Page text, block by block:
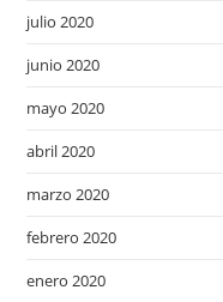
julio 2020
junio 2020
mayo 2020
abril 2020
marzo 2020
febrero 2020
enero 2020